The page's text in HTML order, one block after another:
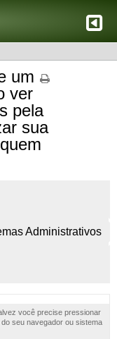
um
ver
pela
sua
Administrativos
você precise pressionar
seu navegador ou sistema